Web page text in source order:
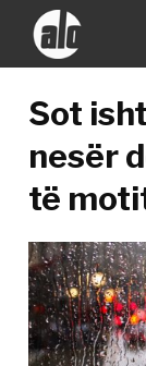
Sot
nesër
të